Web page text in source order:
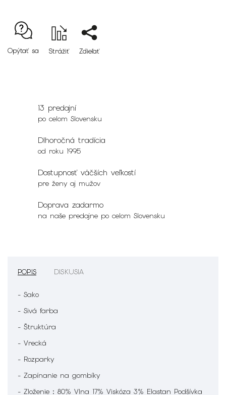
Opýtať sa Strážiť Zdieľať
13 predajní
po celom Slovensku
Dlhoročná tradícia
od roku 1995
Dostupnosť väčších veľkostí
pre ženy aj mužov
Doprava zadarmo
na naše predajne po celom Slovensku
POPIS DISKUSIA
- Sako
- Sivá farba
- Štruktúra
- Vrecká
- Rozparky
- Zapínanie na gombíky
- Zloženie : 80% Vlna 17% Viskóza 3% Elastan Podšívka